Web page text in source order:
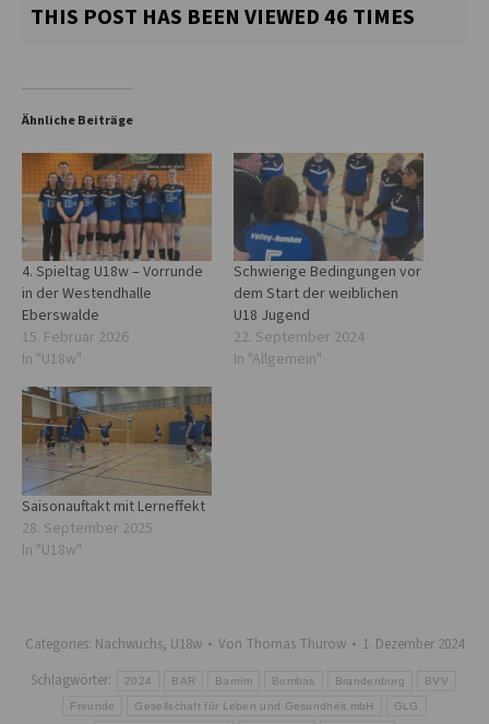
THIS POST HAS BEEN VIEWED46 TIMES
Ähnliche Beiträge
4. Spieltag U18w – Vorrunde
in der Westendhalle
Eberswalde
15. Februar 2026
In "U18w"
Schwierige Bedingungen vor
dem Start der weiblichen
U18 Jugend
22. September 2024
In "Allgemein"
Saisonauftakt mit Lerneffekt
28. September 2025
In "U18w"
Categories: Nachwuchs, U18w Von Thomas Thurow
1. Dezember 2024
Schlagwörter:
2024 BAR Barnim Bombas Brandenburg BVV
Freunde Gesellschaft für Leben und Gesundheit mbH GLG